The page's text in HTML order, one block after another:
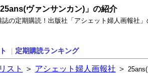
ヴァンサンカン)」の紹介
誌の定期購読！出版社「アシェット婦人画報社
定期購読ランキング
スト ＞ アシェット婦人画報社 ＞